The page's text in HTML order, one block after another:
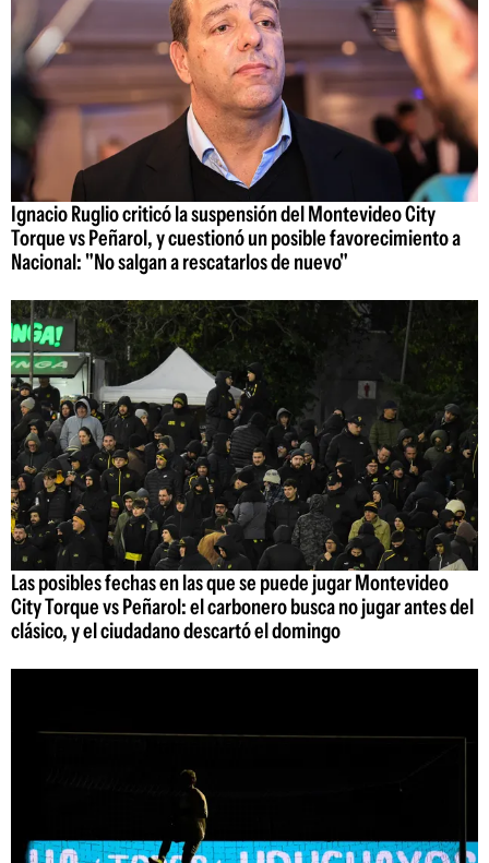
Ignacio Ruglio criticó la suspensión del Montevideo City
Torque vs Peñarol, y cuestionó un posible favorecimiento a
Nacional: "No salgan a rescatarlos de nuevo"
Las posibles fechas en las que se puede jugar Montevideo
City Torque vs Peñarol: el carbonero busca no jugar antes del
clásico, y el ciudadano descartó el domingo